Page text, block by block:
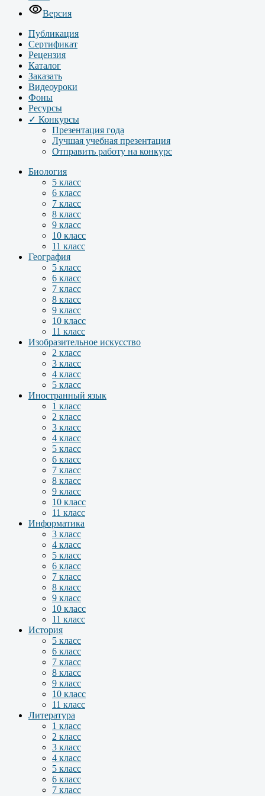
Версия
Публикация
Сертификат
Рецензия
Каталог
Заказать
Видеоуроки
Фоны
Ресурсы
✓ Конкурсы
Презентация года
Лучшая учебная презентация
Отправить работу на конкурс
Биология
5 класс
6 класс
7 класс
8 класс
9 класс
10 класс
11 класс
География
5 класс
6 класс
7 класс
8 класс
9 класс
10 класс
11 класс
Изобразительное искусство
2 класс
3 класс
4 класс
5 класс
Иностранный язык
1 класс
2 класс
3 класс
4 класс
5 класс
6 класс
7 класс
8 класс
9 класс
10 класс
11 класс
Информатика
3 класс
4 класс
5 класс
6 класс
7 класс
8 класс
9 класс
10 класс
11 класс
История
5 класс
6 класс
7 класс
8 класс
9 класс
10 класс
11 класс
Литература
1 класс
2 класс
3 класс
4 класс
5 класс
6 класс
7 класс